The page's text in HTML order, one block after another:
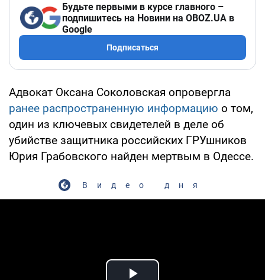
Будьте первыми в курсе главного –
подпишитесь на Новини на OBOZ.UA в
Google
Подписаться
Адвокат Оксана Соколовская опровергла
ранее распространенную информацию о том,
один из ключевых свидетелей в деле об
убийстве защитника российских ГРУшников
Юрия Грабовского найден мертвым в Одессе.
Видео дня